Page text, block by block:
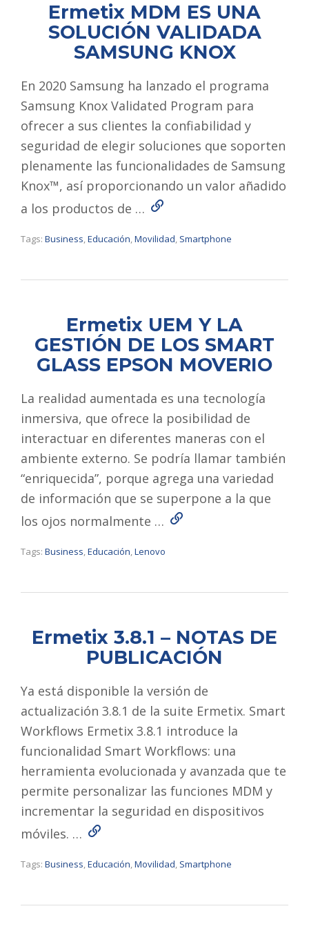
Ermetix MDM ES UNA
SOLUCIÓN VALIDADA
SAMSUNG KNOX
En 2020 Samsung ha lanzado el programa
Samsung Knox Validated Program para
ofrecer a sus clientes la confiabilidad y
seguridad de elegir soluciones que soporten
plenamente las funcionalidades de Samsung
Knox™, así proporcionando un valor añadido
a los productos de … Read More
Tags: Business,Educación,Movilidad, Smartphone
Ermetix UEM Y LA
GESTIÓN DE LOS SMART
GLASS EPSON MOVERIO
La realidad aumentada es una tecnología
inmersiva, que ofrece la posibilidad de
interactuar en diferentes maneras con el
ambiente externo. Se podría llamar también
“enriquecida”, porque agrega una variedad
de información que se superpone a la que
los ojos normalmente … Read More
Tags: Business,Educación,Lenovo
Ermetix 3.8.1 – NOTAS DE
PUBLICACIÓN
Ya está disponible la versión de
actualización 3.8.1 de la suite Ermetix. Smart
Workflows Ermetix 3.8.1 introduce la
funcionalidad Smart Workflows: una
herramienta evolucionada y avanzada que te
permite personalizar las funciones MDM y
incrementar la seguridad en dispositivos
móviles. … Read More
Tags: Business,Educación,Movilidad, Smartphone